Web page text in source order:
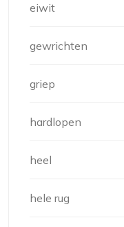
eiwit
gewrichten
griep
hardlopen
heel
hele rug